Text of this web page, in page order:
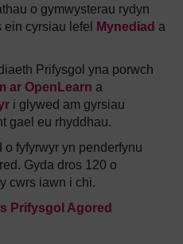
o gymwysterau rydyn
cyrsiau lefel
Mynediad a
Prifysgol yna porwch
ar OpenLearn a
i glywed am gyrsiau
gael eu rhyddhau.
fyfyrwyr yn penderfynu
Gyda dros 120 o
cwrs iawn i chi.
Prifysgol Agored